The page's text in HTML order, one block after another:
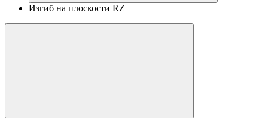
Изгиб на плоскости RZ